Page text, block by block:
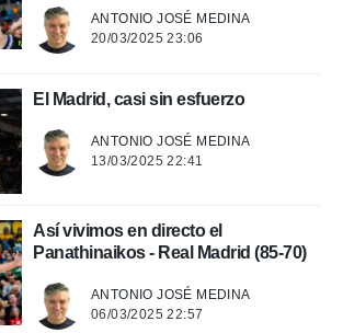
ANTONIO JOSÉ MEDINA
20/03/2025 23:06
El Madrid, casi sin esfuerzo
ANTONIO JOSÉ MEDINA
13/03/2025 22:41
Así vivimos en directo el
Panathinaikos - Real Madrid (85-70)
ANTONIO JOSÉ MEDINA
06/03/2025 22:57